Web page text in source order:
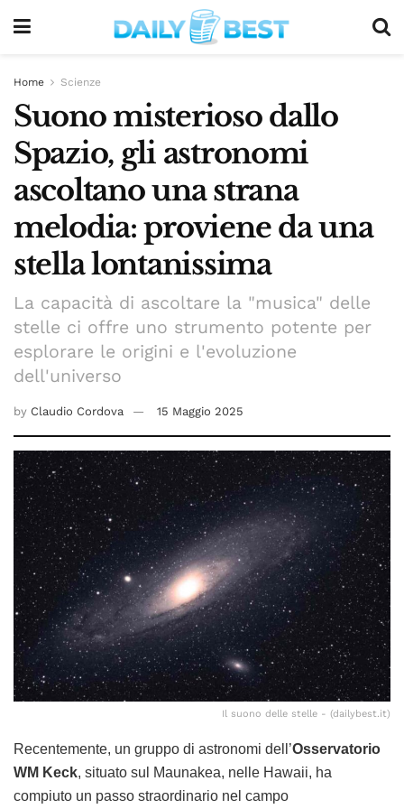
Home Scienze
Suono misterioso dallo
Spazio, gli astronomi
ascoltano una strana
melodia: proviene da una
stella lontanissima
La capacità di ascoltare la "musica" delle
stelle ci offre uno strumento potente per
esplorare le origini e l'evoluzione
dell'universo
by Claudio Cordova 15 Maggio 2025
Il suono delle stelle - (dailybest.it)
Recentemente, un gruppo di astronomi dell’Osservatorio
WM Keck, situato sul Maunakea, nelle Hawaii, ha
compiuto un passo straordinario nel campo